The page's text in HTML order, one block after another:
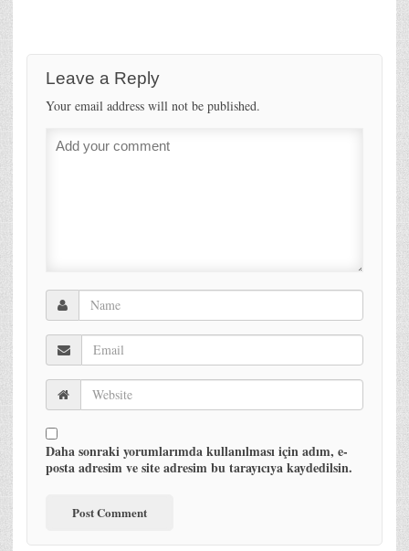
Leave a Reply
Your email address will not be published.
Daha sonraki yorumlarımda kullanılması için adım, e-
posta adresim ve site adresim bu tarayıcıya kaydedilsin.